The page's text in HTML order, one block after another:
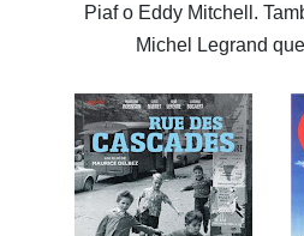
Piaf o Eddy Mitchell.
Michel Legrand